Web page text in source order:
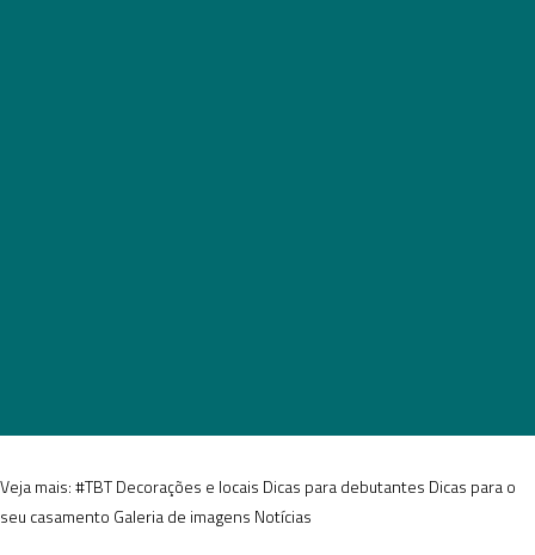
Veja mais:#TBTDecorações e locais Dicas para debutantes Dicas para o
seu casamento Galeria de imagens Notícias